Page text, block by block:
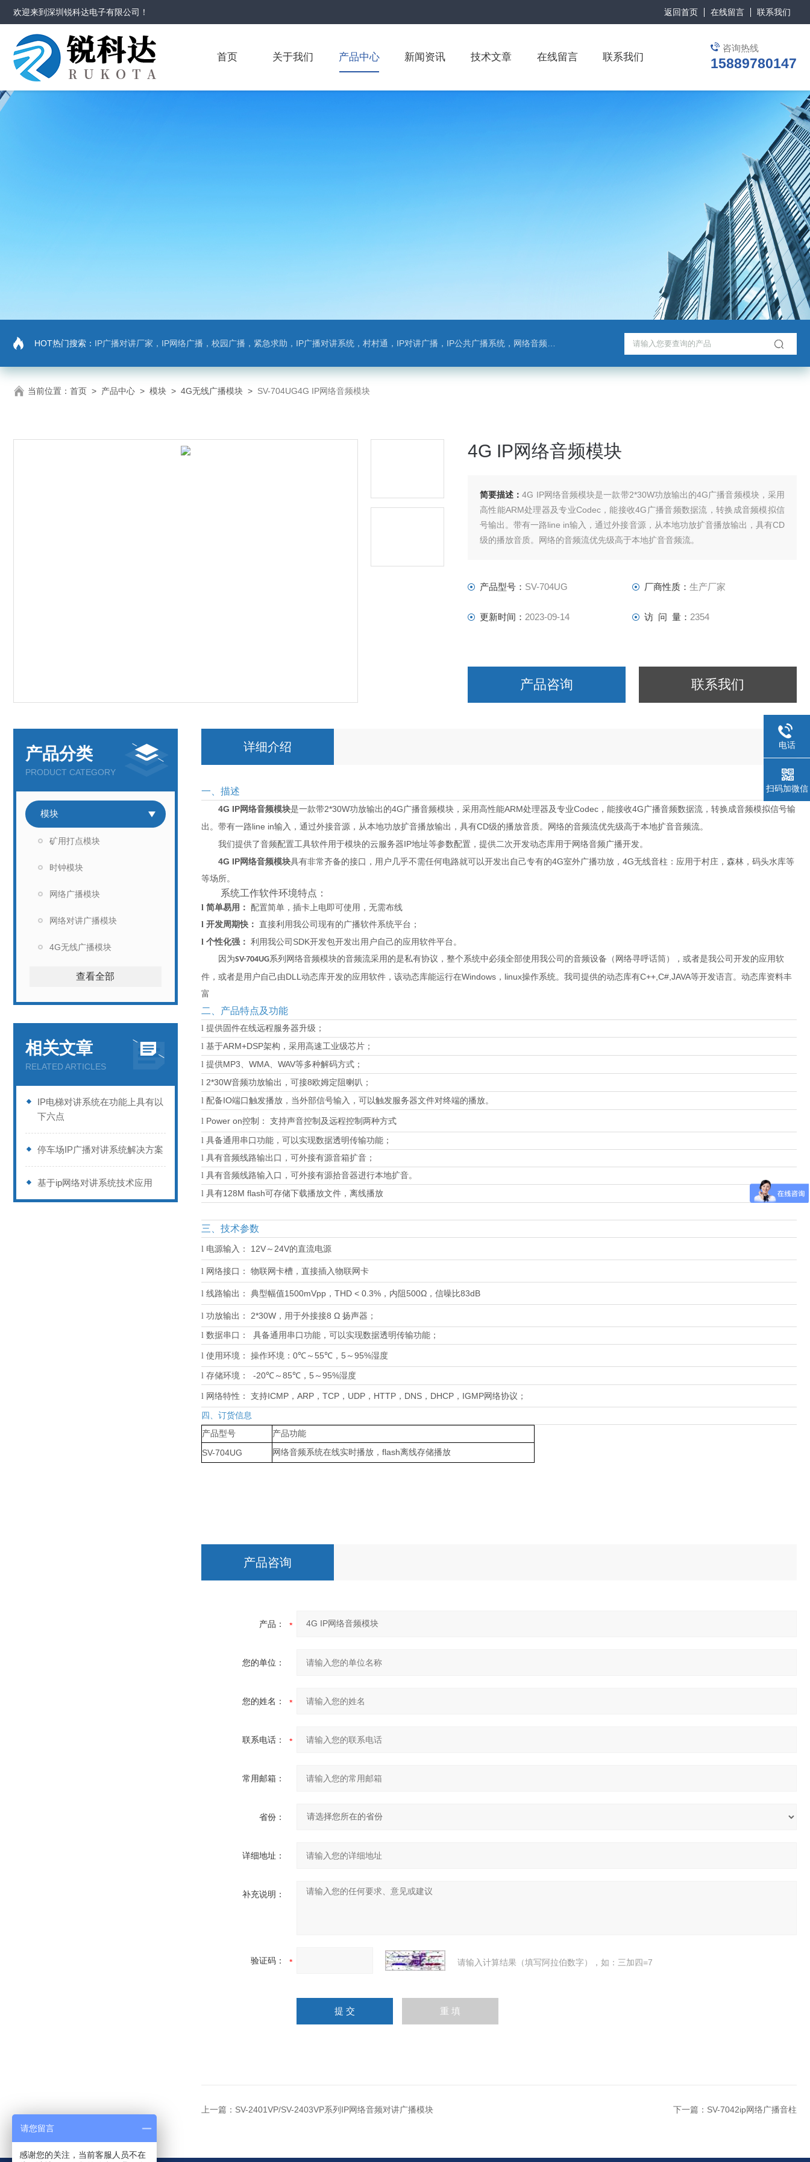
欢迎来到深圳锐科达电子有限公司 ！ 返回首页 在线留言 联系我们
咨询热线
15889780147
首页 关于我们 产品中心 新闻资讯 技术文章 在线留言 联系我们
HOT热门搜索： IP广播对讲厂家，IP网络广播，校园广播，紧急求助，IP广播对讲系统，村村通，IP对讲广播，IP公共广播系统，网络音频模块，银行对讲，背景音乐，网络录播，班班通
当前位置： 首页 > 产品中心 > 模块 > 4G无线广播模块 > SV-704UG4G IP网络音频模块
4G IP网络音频模块
简要描述：4G IP网络音频模块是一款带2*30W功放输出的4G广播音频模块，采用
高性能ARM处理器及专业Codec，能接收4G广播音频数据流，转换成音频模拟信
号输出。带有一路line in输入，通过外接音源，从本地功放扩音播放输出，具有CD
级的播放音质。网络的音频流优先级高于本地扩音音频流。
产品型号： SV-704UG 厂商性质： 生产厂家
更新时间： 2023-09-14 访 问 量： 2354
产品咨询 联系我们
产品分类
PRODUCT CATEGORY
模块
矿用打点模块
时钟模块
网络广播模块
网络对讲广播模块
4G无线广播模块
查看全部
相关文章
RELATED ARTICLES
IP电梯对讲系统在功能上具有以
下六点
停车场IP广播对讲系统解决方案
基于ip网络对讲系统技术应用
详细介绍
一、描述
4G IP网络音频模块是一款带2*30W功放输出的4G广播音频模块，采用 高性能ARM处理器及专业Codec ，能接收4G广播音频数据流，转换成音频模拟信号输
出。 带有一路line in输入，通过外接音源，从本地功放扩音播放输出，具有CD级的播放音质。网络的音频流优先级高于本地扩音音频流。
我们提供了音频配置工具软件用于模块的云服务器IP地址等参数配置，提供二次开发动态库用于网络音频广播开发。
4G IP网络音频模块具有非常齐备的接口，用户几乎不需任何电路就可以开发出自己专有的4G室外广播功放， 4G无线音柱：应用于村庄，森林，码头水库等
等场所。
系统工作软件环境特点：
l 简单易用：
配置简单，插卡上电即可使用，无需布线
l 开发周期快： 直接利用我公司现有的广播软件系统平台；
l 个性化强： 利用我公司 SDK开发包开发出用户自己的应用软件平台。
因为SV-704UG系列网络音频模块的音频流采用的是私有协议，整个系统中必须全部使用我公司的音频设备（网络寻呼话筒），或者是我公司开发的应用软
件，或者是用户自己由DLL 动态库开发的应用软件，该动态库能运行在Windows ， linux操作系统。我司提供的动态库有C++,C#,JAVA等开发语言。动态库资料丰
富
二、产品特点及功能
l 提供固件在线远程服务器升级；
l 基于ARM+DSP架构，采用高速工业级芯片；
l 提供MP3、 WMA、 WAV等多种解码方式；
l 2*30W音频功放输出，可接8 欧姆定阻喇叭；
l 配备IO端口触发播放，当外部信号输入，可以触发服务器文件对终端的播放。
l Power on控制： 支持声音控制及远程控制两种方式
l 具备通用串口功能，可以实现数据透明传输功能；
l 具有音频线路输出口，可外接有源音箱扩音；
l 具有音频线路输入口，可外接有源拾音器进行本地扩音。
l 具有128M flash可存储下载播放文件，离线播放
三、技术参数
l 电源输入： 12V ～ 24V的直流电源
l 网络接口： 物联网卡槽 ， 直接插入物联网卡
l 线路输出： 典型幅值1500mVpp ， THD < 0.3% ，内阻 500Ω ，信噪比83dB
l 功放输出： 2*30W ， 用于外接接8 Ω 扬声器；
l 数据串口： 具备通用串口功能，可以实现数据透明传输功能；
l 使用环境： 操作环境： 0℃ ～ 55℃ ， 5 ～ 95%湿度
l 存储环境： -20℃ ～ 85℃ ， 5 ～ 95%湿度
l 网络特性： 支持ICMP ， ARP ， TCP ， UDP ， HTTP ， DNS ， DHCP ， IGMP网络协议；
四、订货信息
产品型号
产品功能
SV-704UG 网络音频系统在线实时播放， flash离线存储播放
产品咨询
产品：
您的单位：
您的姓名：
联系电话：
常用邮箱：
省份：
详细地址：
补充说明：
验证码： 请输入计算结果（填写阿拉伯数字），如：三加四=7
上一篇： SV-2401VP/SV-2403VP系列IP网络音频对讲广播模块 下一篇： SV-7042ip网络广播音柱
电话
扫码加微信
请您留言
感谢您的关注，当前客服人员不在